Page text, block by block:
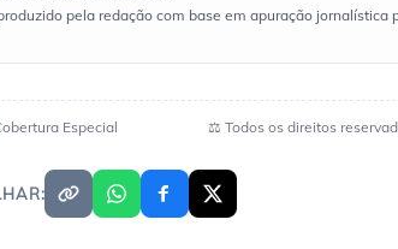
pela redação com base em apuração
Especial ⚖️ Todos os direitos